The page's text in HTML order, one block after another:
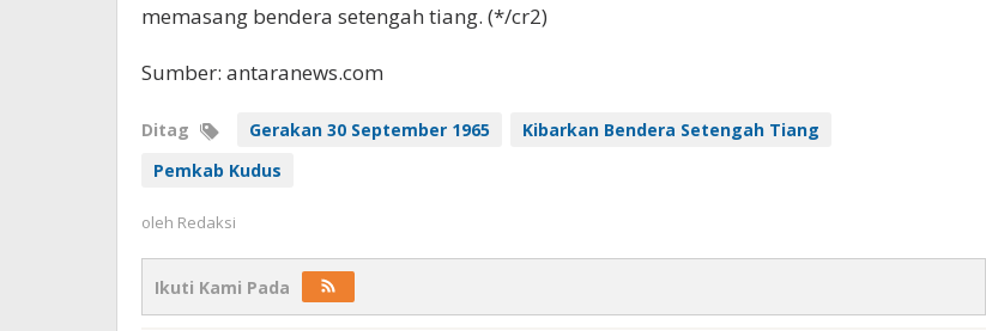
memasang bendera setengah tiang. (*/cr2)
Sumber: antaranews.com
Ditag Gerakan 30 September 1965
Kibarkan Bendera Setengah Tiang
Pemkab Kudus
oleh Redaksi
Ikuti Kami Pada